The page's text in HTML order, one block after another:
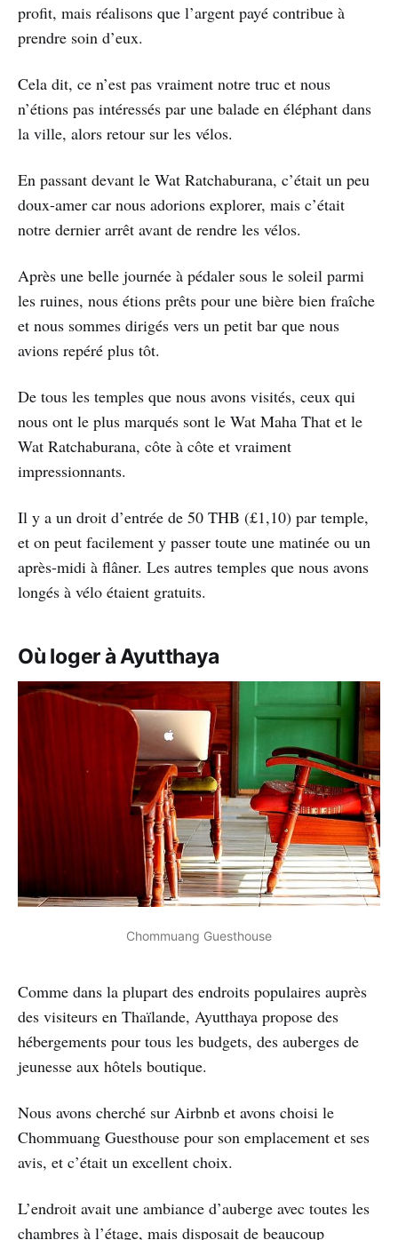
profit, mais réalisons que l’argent payé contribue à
prendre soin d’eux.
Cela dit, ce n’est pas vraiment notre truc et nous
n’étions pas intéressés par une balade en éléphant dans
la ville, alors retour sur les vélos.
En passant devant le Wat Ratchaburana, c’était un peu
doux-amer car nous adorions explorer, mais c’était
notre dernier arrêt avant de rendre les vélos.
Après une belle journée à pédaler sous le soleil parmi
les ruines, nous étions prêts pour une bière bien fraîche
et nous sommes dirigés vers un petit bar que nous
avions repéré plus tôt.
De tous les temples que nous avons visités, ceux qui
nous ont le plus marqués sont le Wat Maha That et le
Wat Ratchaburana, côte à côte et vraiment
impressionnants.
Il y a un droit d’entrée de 50 THB (£1,10) par temple,
et on peut facilement y passer toute une matinée ou un
après-midi à flâner. Les autres temples que nous avons
longés à vélo étaient gratuits.
Où loger à Ayutthaya
Chommuang Guesthouse
Comme dans la plupart des endroits populaires auprès
des visiteurs en Thaïlande, Ayutthaya propose des
hébergements pour tous les budgets, des auberges de
jeunesse aux hôtels boutique.
Nous avons cherché sur Airbnb et avons choisi le
Chommuang Guesthouse pour son emplacement et ses
avis, et c’était un excellent choix.
L’endroit avait une ambiance d’auberge avec toutes les
chambres à l’étage, mais disposait de beaucoup